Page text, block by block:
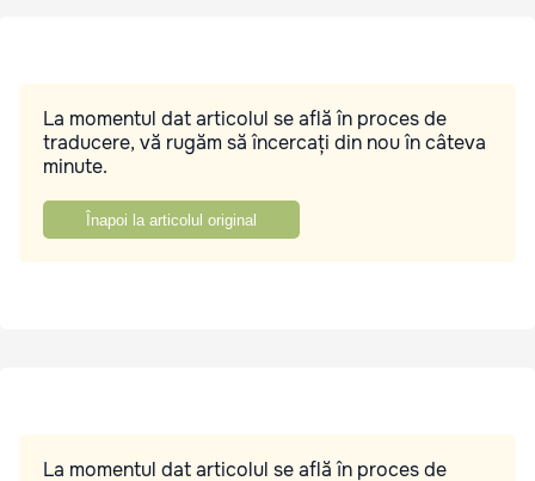
La momentul dat articolul se află în proces de
traducere, vă rugăm să încercați din nou în câteva
minute.
Înapoi la articolul original
La momentul dat articolul se află în proces de